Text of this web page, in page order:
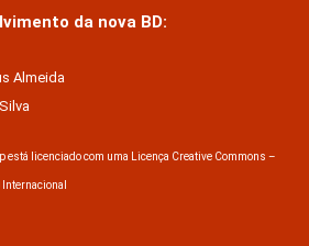
da nova BD:
Almeida
está licenciado com uma Licença Creative Commons –